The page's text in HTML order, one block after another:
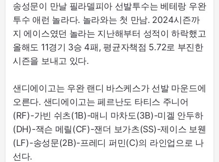
송성문이 만날 필라델피아 선발투수는 베테랑 우완
투수 애런 놀라다. 놀라와는 첫 만남. 2024시즌까
지 에이스였던 놀라는 지난해부터 성적이 하락했고
올해도 11경기 3승 4패, 평균자책점 5.72로 부진한
시즌을 보내고 있다.
샌디에이고는 우완 랜디 바스케스가 선발 마운드에
오른다. 샌디에이고는 페르난도 타티스 주니어
(RF)-가빈 쉬츠(1B)-매니 마차도(3B)-미겔 안두하
(DH)-잭슨 메릴(CF)-잰더 보가츠(SS)-제이스 보웬
(LF)-송성문(2B)-프레디 퍼민(C)의 라인업으로 나
선다.